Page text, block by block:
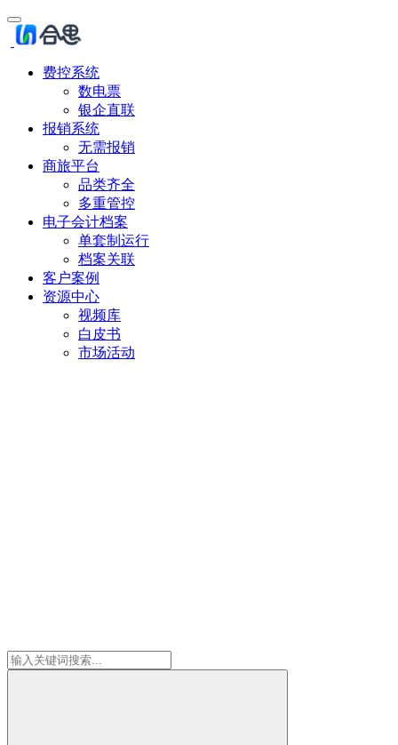
费控系统
数电票
银企直联
报销系统
无需报销
商旅平台
品类齐全
多重管控
电子会计档案
单套制运行
档案关联
客户案例
资源中心
视频库
白皮书
市场活动